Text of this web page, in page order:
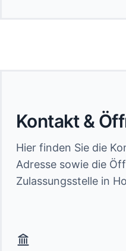
Kontakt &
Hier finden Sie die
Adresse sowie die
Zulassungsstelle in